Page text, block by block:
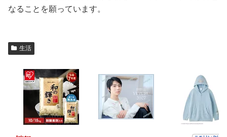
なることを願っています。
生活